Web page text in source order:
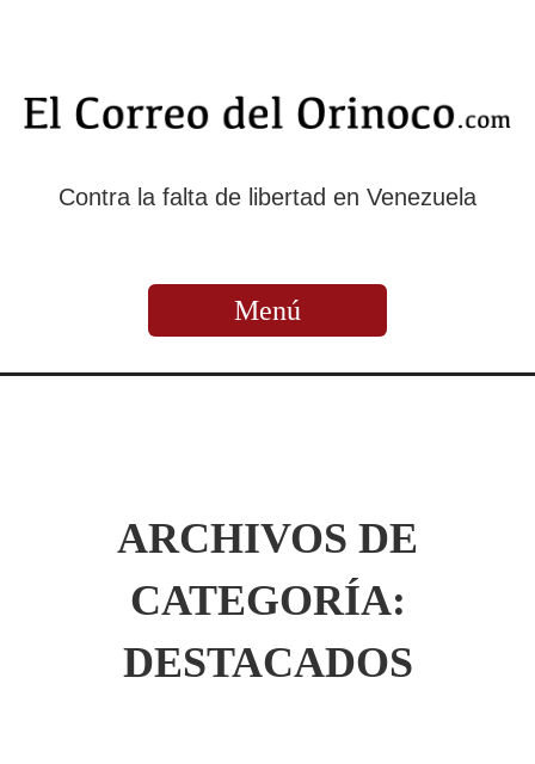
Contra la falta de libertad en Venezuela
Menú
ARCHIVOS DE
CATEGORÍA:
DESTACADOS